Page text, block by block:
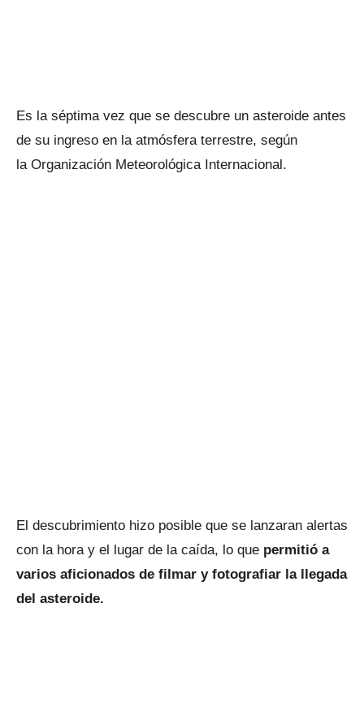
Es la séptima vez que se descubre un asteroide antes
de su ingreso en la atmósfera terrestre, según
la Organización Meteorológica Internacional.
El descubrimiento hizo posible que se lanzaran alertas
con la hora y el lugar de la caída, lo que permitió a
varios aficionados de filmar y fotografiar la llegada
del asteroide.